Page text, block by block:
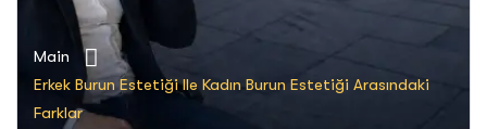
Main
Erkek Burun Estetiği Ile Kadın Burun Estetiği Arasındaki
Farklar